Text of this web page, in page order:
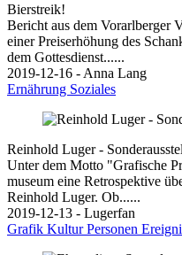
Bierstreik!
Bericht aus dem Vorarlberger
einer Preiserhöhung des
dem Gottesdienst......
2019-12-16 - Anna Lang
Ernährung Soziales
Reinhold Luger -
Unter dem Motto "Grafische
museum eine Retrospektive
Reinhold Luger. Ob......
2019-12-13 - Lugerfan
Grafik KulturPersonen